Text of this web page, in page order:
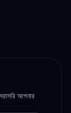
আপনার